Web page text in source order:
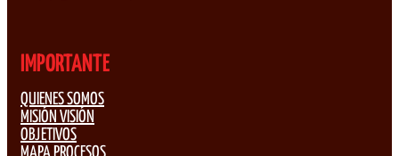
IMPORTANTE
QUIENES SOMOS
MISIÓN VISIÓN
OBJETIVOS